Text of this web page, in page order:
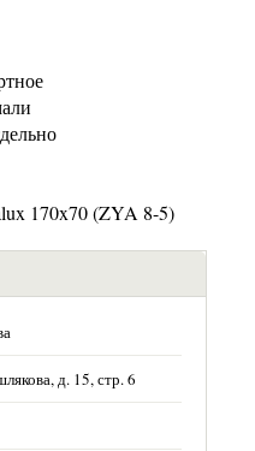
170x70 (ZYA 8-5)
д. 15, стр. 6